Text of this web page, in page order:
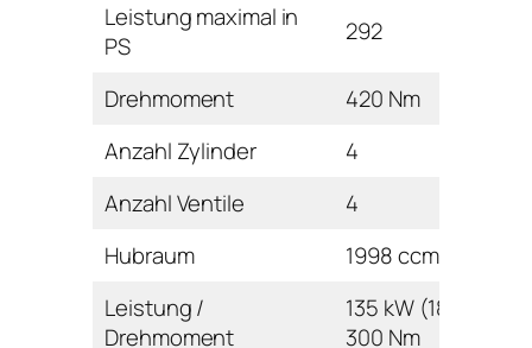
Leistung maximal in
PS
292
Drehmoment
420 Nm
Anzahl Zylinder
4
Anzahl Ventile
4
Hubraum
1998 ccm
Leistung /
Drehmoment
135 kW (184 PS) /
300 Nm